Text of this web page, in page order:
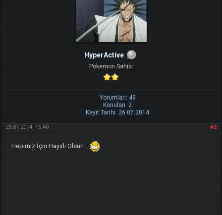
HyperActive
Pokemon Sahibi
Yorumları: 49
Konuları: 2
Kayıt Tarihi: 26.07.2014
#2
26.07.2014, 16:40
Hepimiz İçin Hayırlı Olsun...